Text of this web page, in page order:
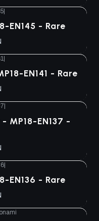
|
EN145 - Rare
|
EN141 - Rare
|
MP18-EN137 -
|
EN136 - Rare